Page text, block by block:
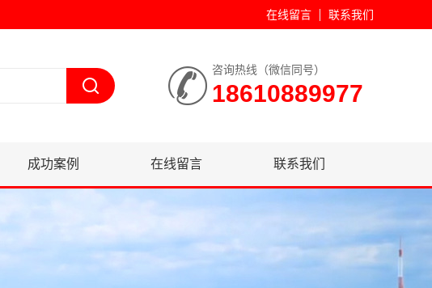
在线留言 联系我们
咨询热线（微信同号）
18610889977
成功案例 在线留言 联系我们